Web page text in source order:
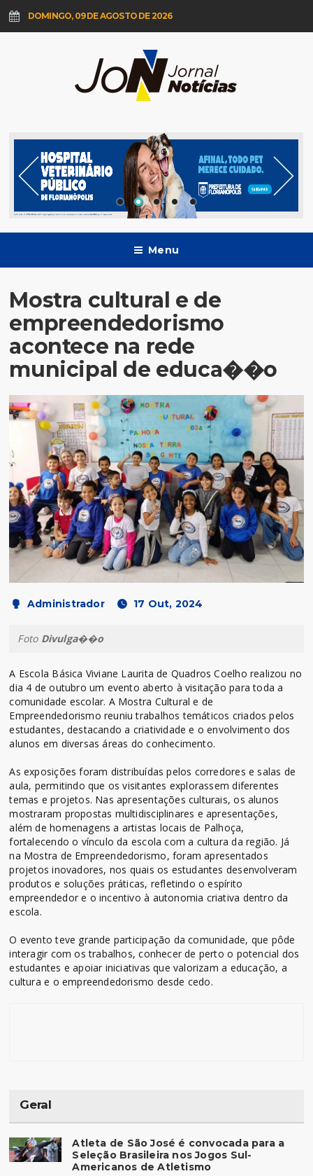
DOMINGO, 09 DE AGOSTO DE 2026
Menu
Mostra cultural e de
empreendedorismo
acontece na rede
municipal de educa��o
Administrador 17 Out, 2024
Foto Divulga��o
A Escola Básica Viviane Laurita de Quadros Coelho realizou no
dia 4 de outubro um evento aberto à visitação para toda a
comunidade escolar. A Mostra Cultural e de
Empreendedorismo reuniu trabalhos temáticos criados pelos
estudantes, destacando a criatividade e o envolvimento dos
alunos em diversas áreas do conhecimento.
As exposições foram distribuídas pelos corredores e salas de
aula, permitindo que os visitantes explorassem diferentes
temas e projetos. Nas apresentações culturais, os alunos
mostraram propostas multidisciplinares e apresentações,
além de homenagens a artistas locais de Palhoça,
fortalecendo o vínculo da escola com a cultura da região. Já
na Mostra de Empreendedorismo, foram apresentados
projetos inovadores, nos quais os estudantes desenvolveram
produtos e soluções práticas, refletindo o espírito
empreendedor e o incentivo à autonomia criativa dentro da
escola.
O evento teve grande participação da comunidade, que pôde
interagir com os trabalhos, conhecer de perto o potencial dos
estudantes e apoiar iniciativas que valorizam a educação, a
cultura e o empreendedorismo desde cedo.
Geral
Atleta de São José é convocada para a
Seleção Brasileira nos Jogos Sul-
Americanos de Atletismo